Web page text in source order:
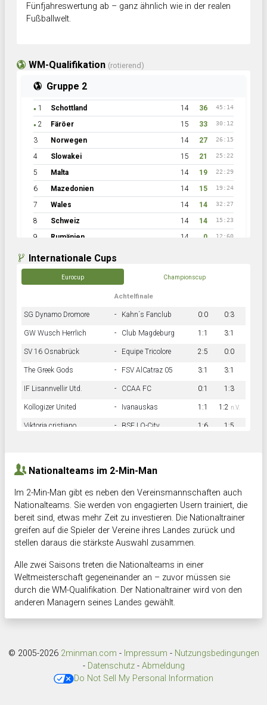
Fünfjahreswertung ab – ganz ähnlich wie in der realen
Fußballwelt.
WM-Qualifikation (rotierend)
Gruppe 2
● 1 Schottland 14 36 45:14
● 2 Färöer 15 33 30:12
3 Norwegen 14 27 26:15
4 Slowakei 15 21 25:22
5 Malta 14 19 22:29
6 Mazedonien 14 15 19:24
7 Wales 14 14 32:27
8 Schweiz 14 14 15:23
9 Rumänien 14 0 12:60
Internationale Cups
Eurocup Championscup
Achtelfinale
SG Dynamo Dromore - Kahn´s Fanclub 0:0 0:3
GW Wusch Herrlich - Club Magdeburg 1:1 3:1
SV 16 Osnabrück - Equipe Tricolore 2:5 0:0
The Greek Gods - FSV AlCatraz 05 3:1 3:1
IF Lisannvellir Utd. - CCAA FC 0:1 1:3
Kollogizer United - Ivanauskas 1:1 1:2 n.V.
Viktoria cristiano - BSF LO-City 1:6 1:5
Nationalteams im 2-Min-Man
Im 2-Min-Man gibt es neben den Vereinsmannschaften auch
Nationalteams. Sie werden von engagierten Usern trainiert, die
bereit sind, etwas mehr Zeit zu investieren. Die Nationaltrainer
greifen auf die Spieler der Vereine ihres Landes zurück und
stellen daraus die stärkste Auswahl zusammen.
Alle zwei Saisons treten die Nationalteams in einer
Weltmeisterschaft gegeneinander an – zuvor müssen sie
durch die WM-Qualifikation. Der Nationaltrainer wird von den
anderen Managern seines Landes gewählt.
© 2005-2026 2minman.com - Impressum - Nutzungsbedingungen
- Datenschutz- Abmeldung
Do Not Sell My Personal Information